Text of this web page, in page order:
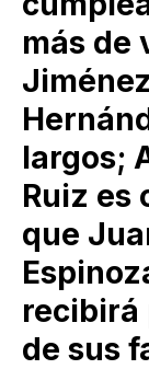
más de
largos;
Ruiz es
que
recibirá
de sus